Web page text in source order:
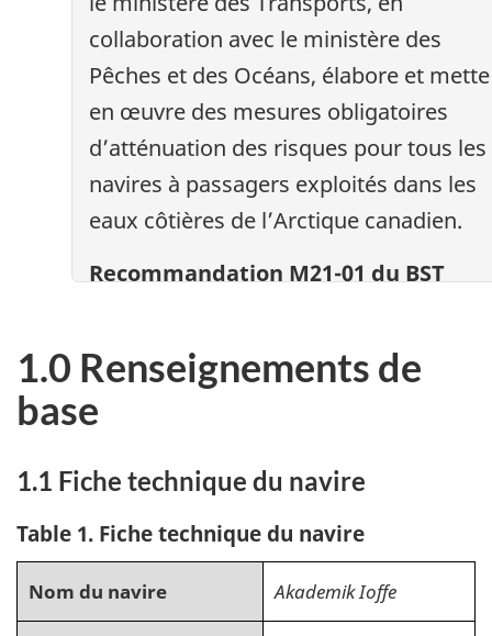
collaboration avec le ministère des
Pêches et des Océans, élabore et mette
en œuvre des mesures obligatoires
d’atténuation des risques pour tous les
navires à passagers exploités dans les
eaux côtières de l’Arctique canadien.
Recommandation M21-01 du BST
1.0 Renseignements de
base
1.1 Fiche technique du navire
Table 1. Fiche technique du navire
Nom du navire Akademik Ioffe